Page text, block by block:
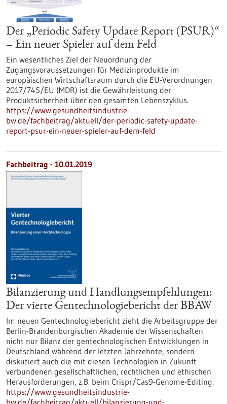
Der „Periodic Safety Update Report (PSUR)“
– Ein neuer Spieler auf dem Feld
Ein wesentliches Ziel der Neuordnung der
Zugangsvoraussetzungen für Medizinprodukte im
europäischen Wirtschaftsraum durch die EU-Verordnungen
2017/745/EU (MDR) ist die Gewährleistung der
Produktsicherheit über den gesamten Lebenszyklus.
https://www.gesundheitsindustrie-
bw.de/fachbeitrag/aktuell/der-periodic-safety-update-
report-psur-ein-neuer-spieler-auf-dem-feld
Fachbeitrag - 10.01.2019
Bilanzierung und Handlungsempfehlungen:
Der vierte Gentechnologiebericht der BBAW
Im neuen Gentechnologiebericht zieht die Arbeitsgruppe der
Berlin-Brandenburgischen Akademie der Wissenschaften
nicht nur Bilanz der gentechnologischen Entwicklungen in
Deutschland während der letzten Jahrzehnte, sondern
diskutiert auch die mit diesen Technologien in Zukunft
verbundenen gesellschaftlichen, rechtlichen und ethischen
Herausforderungen, z.B. beim Crispr/Cas9-Genome-Editing.
https://www.gesundheitsindustrie-
bw.de/fachbeitrag/aktuell/bilanzierung-und-